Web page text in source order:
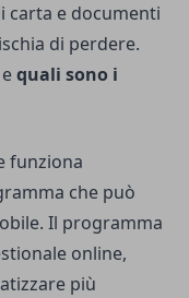
carta e documenti
di perdere.
quali sono i
funziona
che può
Il programma
online,
più